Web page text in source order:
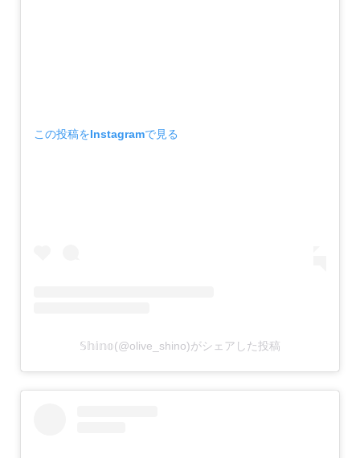
この投稿をInstagramで見る
𝕊𝕙𝕚𝕟𝕠(@olive_shino)がシェアした投稿